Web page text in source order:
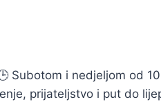
Subotom i nedjeljom od
prijateljstvo i put do